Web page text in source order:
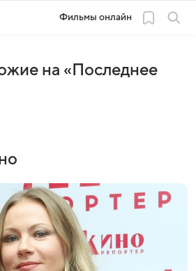
Фильмы онлайн
на «Последнее